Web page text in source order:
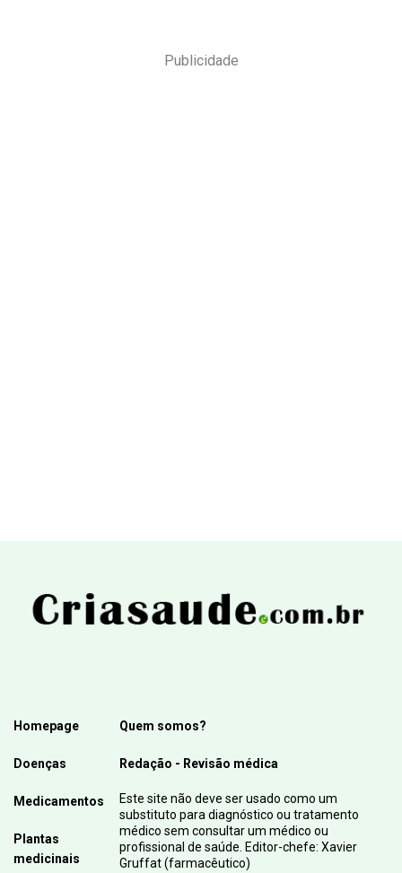
Publicidade
Homepage
Doenças
Medicamentos
Plantas
medicinais
Quem somos?
Redação - Revisão médica
Este site não deve ser usado como um
substituto para diagnóstico ou tratamento
médico sem consultar um médico ou
profissional de saúde. Editor-chefe: Xavier
Gruffat (farmacêutico)